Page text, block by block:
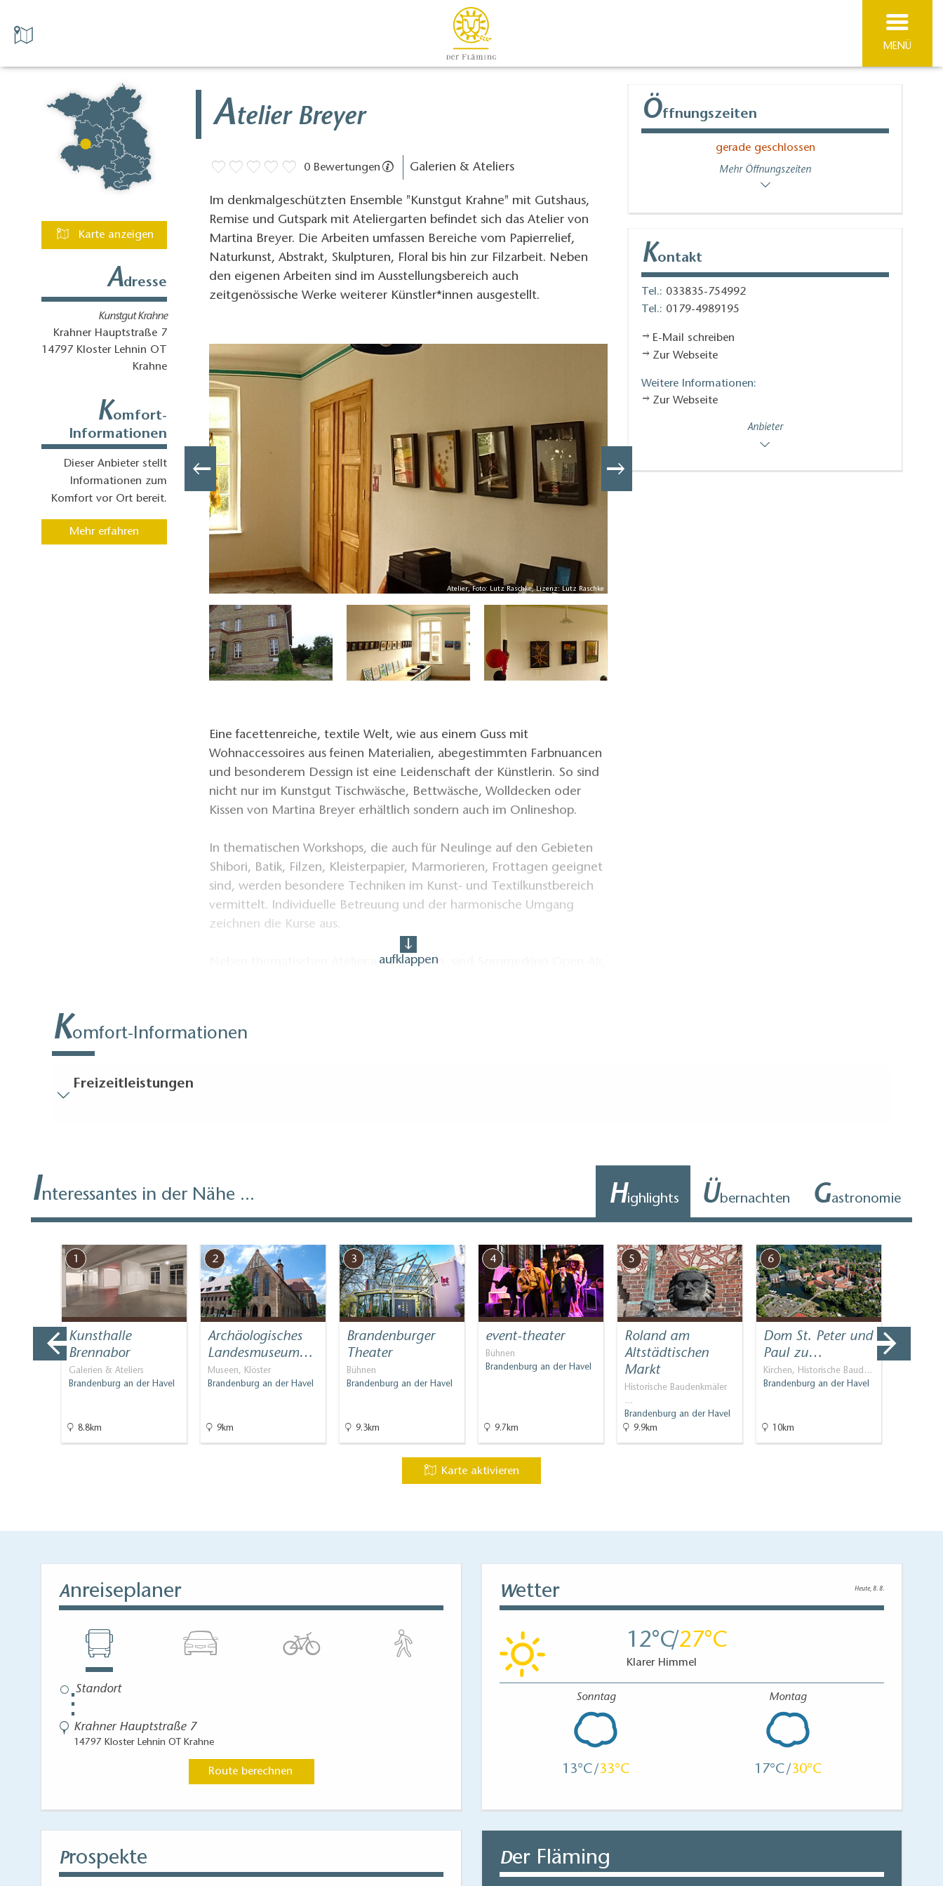
MENÜ
Karte anzeigen
Adresse
Kunstgut Krahne
Krahner Hauptstraße 7
14797 Kloster Lehnin OT
Krahne
Komfort-
Informationen
Dieser Anbieter stellt
Informationen zum
Komfort vor Ort bereit.
Mehr erfahren
Atelier Breyer
0 Bewertungen Galerien & Ateliers
Im denkmalgeschützten Ensemble "Kunstgut Krahne" mit Gutshaus,
Remise und Gutspark mit Ateliergarten befindet sich das Atelier von
Martina Breyer. Die Arbeiten umfassen Bereiche vom Papierrelief,
Naturkunst, Abstrakt, Skulpturen, Floral bis hin zur Filzarbeit. Neben
den eigenen Arbeiten sind im Ausstellungsbereich auch
zeitgenössische Werke weiterer Künstler*innen ausgestellt.
Atelier, Foto: Lutz Raschke, Lizenz: Lutz Raschke
Eine facettenreiche, textile Welt, wie aus einem Guss mit
Wohnaccessoires aus feinen Materialien, abegestimmten Farbnuancen
und besonderem Dessign ist eine Leidenschaft der Künstlerin. So sind
nicht nur im Kunstgut Tischwäsche, Bettwäsche, Wolldecken oder
Kissen von Martina Breyer erhältlich sondern auch im Onlineshop.
In thematischen Workshops, die auch für Neulinge auf den Gebieten
Shibori, Batik, Filzen, Kleisterpapier, Marmorieren, Frottagen geeignet
sind, werden besondere Techniken im Kunst- und Textilkunstbereich
vermittelt. Individuelle Betreuung und der harmonische Umgang
zeichnen die Kurse aus.
Neben thematischen Atelierausstellungen, sind Sommerkino Open-Air,
aufklappen
Öffnungszeiten
gerade geschlossen
Mehr Öffnungszeiten
Kontakt
Tel.: 033835-754992
Tel.: 0179-4989195
E-Mail schreiben
Zur Webseite
Weitere Informationen:
Zur Webseite
Anbieter
Komfort-Informationen
Freizeitleistungen
Zum Teil eingeschränkt begehbarer Bodenbelag (innen und/oder außen)
Weitere Angaben
Bequeme Anreise mit den öffentlichen Verkehrsmitteln möglich
Es stehen ausreichend Sitzplätze zur Verfügung
Handläufe an allen Treppen
Interessantes in der Nähe ... Highlights Übernachten Gastronomie
1
Kunsthalle
Brennabor
Galerien & Ateliers
Brandenburg an der Havel
8.8km
2
Archäologisches
Landesmuseum…
Museen, Klöster
Brandenburg an der Havel
9km
3
Brandenburger
Theater
Bühnen
Brandenburg an der Havel
9.3km
4
event-theater
Bühnen
Brandenburg an der Havel
9.7km
5
Roland am
Altstädtischen
Markt
Historische Baudenkmäler
…
Brandenburg an der Havel
9.9km
6
Dom St. Peter und
Paul zu…
Kirchen, Historische Baud…
Brandenburg an der Havel
10km
Karte aktivieren
Anreiseplaner
⋮
Krahner Hauptstraße 7
14797 Kloster Lehnin OT Krahne
Route berechnen
Wetter Heute, 8. 8.
12 27
Klarer Himmel
Sonntag
13 33
Montag
17 30
Prospekte Der Fläming